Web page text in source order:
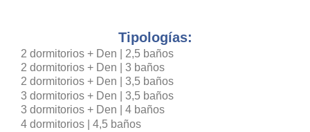
Tipologías:
2 dormitorios + Den | 2,5 baños
2 dormitorios + Den | 3 baños
2 dormitorios + Den | 3,5 baños
3 dormitorios + Den | 3,5 baños
3 dormitorios + Den | 4 baños
4 dormitorios | 4,5 baños